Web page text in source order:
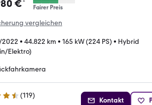
€ Fairer Preis
vergleichen
2022 • 44.822 km • 165 kW (224 PS) • Hybrid
Elektro)
(119)
Kontakt